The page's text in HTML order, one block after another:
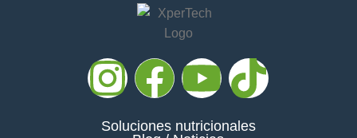
Soluciones nutricionales